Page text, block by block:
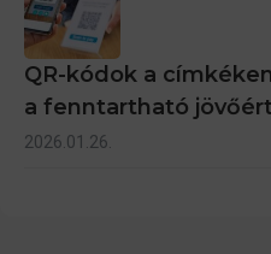
QR-kódok a
a fenntartható jövőért
2026.01.26.